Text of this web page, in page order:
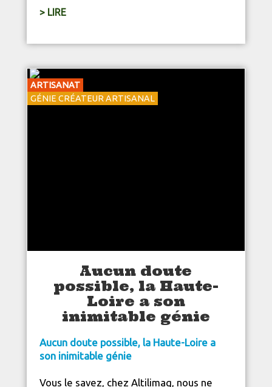
> LIRE
ARTISANAT
GÉNIE CRÉATEUR ARTISANAL
Aucun doute
possible, la Haute-
Loire a son
inimitable génie
Aucun doute possible, la Haute-Loirea
son inimitable génie
Vous le savez, chez Altilimag, nous ne